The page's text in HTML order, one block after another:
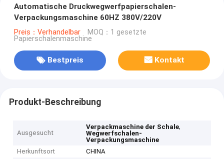
Automatische Druckwegwerfpapierschalen-
Verpackungsmaschine 60HZ 380V/220V
Preis：Verhandelbar MOQ：1 gesetzte
Papierschalenmaschine
Bestpreis Kontakt
Produkt-Beschreibung
Ausgesucht
Verpackmaschine der Schale,
Wegwerfschalen-
Verpackungsmaschine
Herkunftsort
CHINA